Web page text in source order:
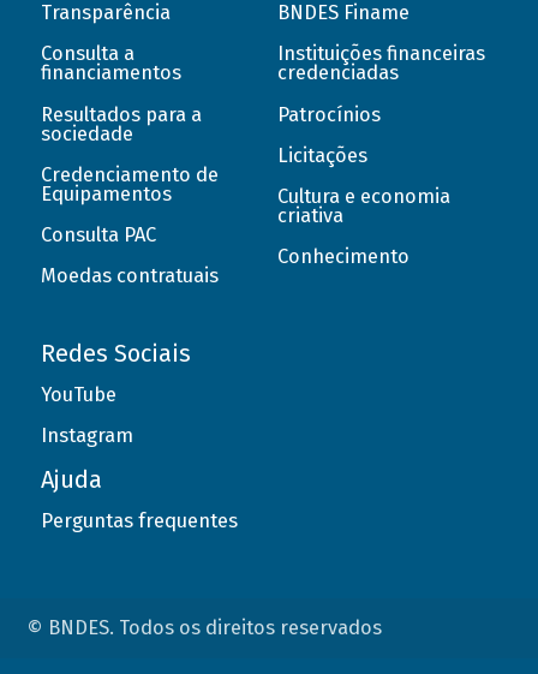
Transparência
Consulta a
financiamentos
Resultados para a
sociedade
Credenciamento de
Equipamentos
Consulta PAC
Moedas contratuais
BNDES Finame
Instituições financeiras
credenciadas
Patrocínios
Licitações
Cultura e economia
criativa
Conhecimento
Redes Sociais
YouTube
Instagram
Ajuda
Perguntas frequentes
© BNDES. Todos os direitos reservados